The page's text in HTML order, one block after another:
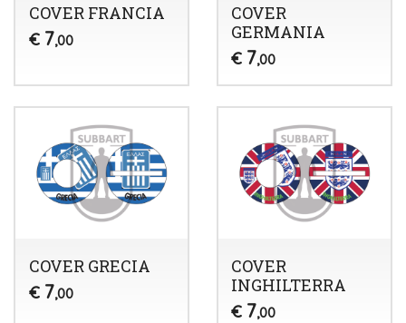
COVER FRANCIA
€ 7,00
COVER
GERMANIA
€ 7,00
COVER GRECIA
€ 7,00
COVER
INGHILTERRA
€ 7,00